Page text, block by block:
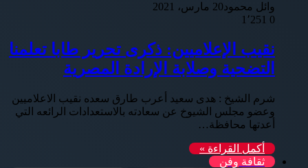
وائل محمود 20 مارس، 2021
0
نقيب الإعلاميين: ذكرى تحرير طابا تعلمنا
التضحية وصلابة الإرادة المصرية
شرم الشيخ : هدى سعيد أعرب طارق سعده نقيب الاعلاميين
وعضو مجلس الشيوخ عن سعادته بالاستعدادات الرائعه التي
أعدتها محافظة…
أكمل القراءة »
ثقافة وفن